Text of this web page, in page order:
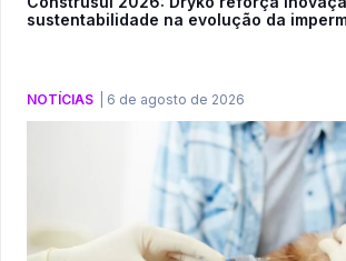
sustentabilidade na evolução da
NOTÍCIAS 6 de agosto de 2026